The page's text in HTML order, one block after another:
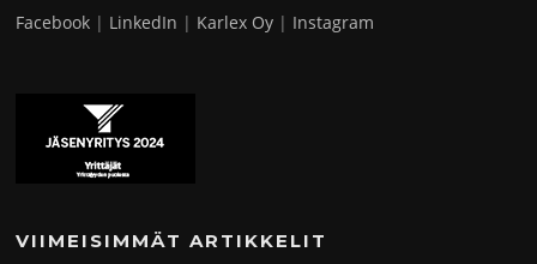
Facebook | LinkedIn | Karlex Oy | Instagram
VIIMEISIMMÄT ARTIKKELIT